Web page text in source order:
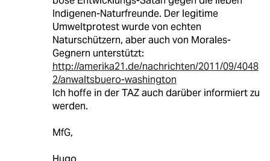
Indigenen-Naturfreunde. Der legitime
Umweltprotest wurde von echten
Naturschützern, aber auch von Morales-
Gegnern unterstützt:
http://amerika21.de/nachrichten/2011/09/4048
2/anwaltsbuero-washington
Ich hoffe in der TAZ auch darüber informiert zu
werden.
MfG,